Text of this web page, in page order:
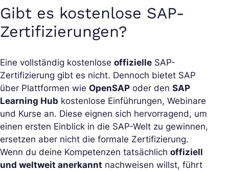
Gibt es kostenlose SAP-
Zertifizierungen?
Eine vollständig kostenlose offizielle SAP-
Zertifizierung gibt es nicht. Dennoch bietet SAP
über Plattformen wie OpenSAP oder den SAP
Learning Hub kostenlose Einführungen, Webinare
und Kurse an. Diese eignen sich hervorragend, um
einen ersten Einblick in die SAP-Welt zu gewinnen,
ersetzen aber nicht die formale Zertifizierung.
Wenn du deine Kompetenzen tatsächlich offiziell
und weltweit anerkannt nachweisen willst, führt